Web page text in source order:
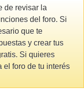
de revisar la
del foro. Si
que te
y crear tus
Si quieres
el foro de tu interés